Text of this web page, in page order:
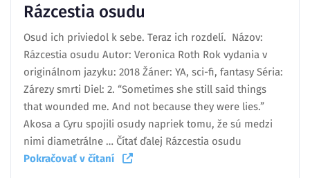
Rázcestia osudu
Osud ich priviedol k sebe. Teraz ich rozdelí. Názov:
Rázcestia osudu Autor: Veronica Roth Rok vydania v
originálnom jazyku: 2018 Žáner: YA, sci-fi, fantasy Séria:
Zárezy smrti Diel: 2. “Sometimes she still said things
that wounded me. And not because they were lies.”
Akosa a Cyru spojili osudy napriek tomu, že sú medzi
nimi diametrálne … Čítať ďalej Rázcestia osudu
Pokračovať v čítaní